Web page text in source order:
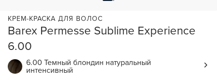
Barex Permesse Sublime Experience
6.00
КРЕМ-КРАСКА ДЛЯ ВОЛОС
6.00 Темный блондин натуральный
интенсивный